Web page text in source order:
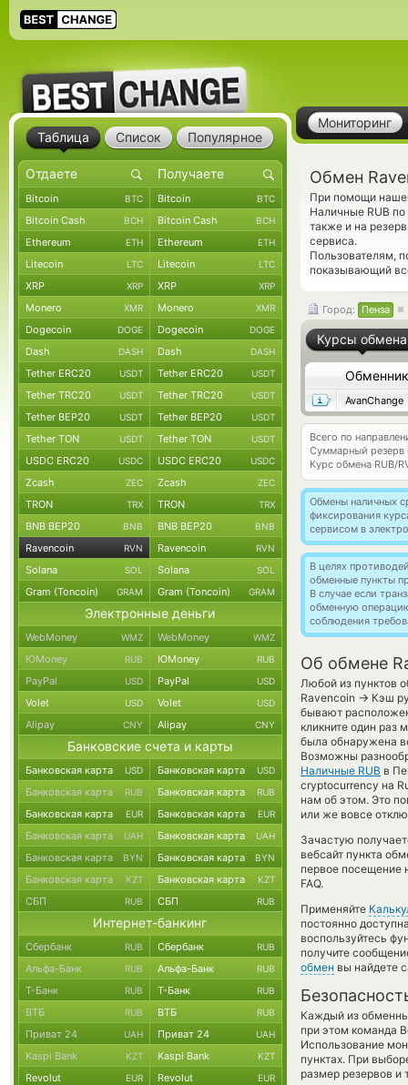
Мониторинг
Обмен
При помощи
Наличные RUB
также и на
сервиса.
Пользователям,
показывающий
Город: Пенза
Курсы обмена
Обменник
AvanChange
Всего по
Суммарный резерв
Курс обмена RUB/
Обмены наличных
фиксирования
сервисом в
В целях
обменные пункты
В случае если
обменную
соблюдения
Об обмене
Любой из пунктов
Ravencoin → Кэш
бывают
кликните один раз
была обнаружена
Возможны
Наличные RUB в
cryptocurrency на
нам об этом. Это
или же вовсе
Зачастую
вебсайт пункта
первое посещение
FAQ.
Применяйте
постоянно
воспользуйтесь
получите
обмен вы найдете
Каждый из
при этом команда
Использование
пунктах. При
размер резервов и
Таблица Список Популярное
Bitcoin BTC Bitcoin BTC
Bitcoin Cash BCH Bitcoin Cash BCH
Ethereum ETH Ethereum ETH
Litecoin LTC Litecoin LTC
XRP XRP XRP XRP
Monero XMR Monero XMR
Dogecoin DOGE Dogecoin DOGE
Dash DASH Dash DASH
Tether ERC20 USDT Tether ERC20 USDT
Tether TRC20 USDT Tether TRC20 USDT
Tether BEP20 USDT Tether BEP20 USDT
Tether TON USDT Tether TON USDT
USDC ERC20 USDC USDC ERC20 USDC
Zcash ZEC Zcash ZEC
TRON TRX TRON TRX
BNB BEP20 BNB BNB BEP20 BNB
Ravencoin RVN Ravencoin RVN
Solana SOL Solana SOL
Gram (Toncoin) GRAM Gram (Toncoin) GRAM
Электронные деньги
WebMoney WMZ WebMoney WMZ
ЮMoney RUB ЮMoney RUB
PayPal USD PayPal USD
Volet USD Volet USD
Alipay CNY Alipay CNY
Банковские счета и карты
Банковская карта USD Банковская карта USD
Банковская карта RUB Банковская карта RUB
Банковская карта EUR Банковская карта EUR
Банковская карта UAH Банковская карта UAH
Банковская карта BYN Банковская карта BYN
Банковская карта KZT Банковская карта KZT
СБП RUB СБП RUB
Интернет-банкинг
Сбербанк RUB Сбербанк RUB
Альфа-Банк RUB Альфа-Банк RUB
Т-Банк RUB Т-Банк RUB
ВТБ RUB ВТБ RUB
Приват 24 UAH Приват 24 UAH
Kaspi Bank KZT Kaspi Bank KZT
Revolut EUR Revolut EUR